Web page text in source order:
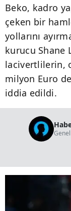
Beko, kadro
çeken bir
yollarını
kurucu Shane
lacivertlilerin,
milyon Euro
iddia edildi.